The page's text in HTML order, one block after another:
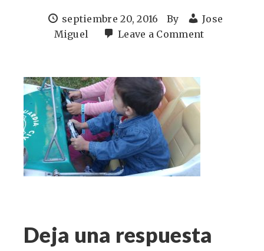
septiembre 20, 2016 By
Jose
Miguel
Leave a Comment
Deja una respuesta